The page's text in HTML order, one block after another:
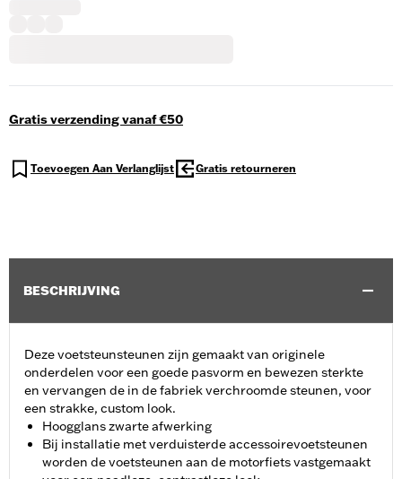
Gratis verzending vanaf €50
Toevoegen Aan Verlanglijst Gratis retourneren
BESCHRIJVING
Deze voetsteunsteunen zijn gemaakt van originele
onderdelen voor een goede pasvorm en bewezen sterkte
en vervangen de in de fabriek verchroomde steunen, voor
een strakke, custom look.
Hoogglans zwarte afwerking
Bij installatie met verduisterde accessoirevoetsteunen
worden de voetsteunen aan de motorfiets vastgemaakt